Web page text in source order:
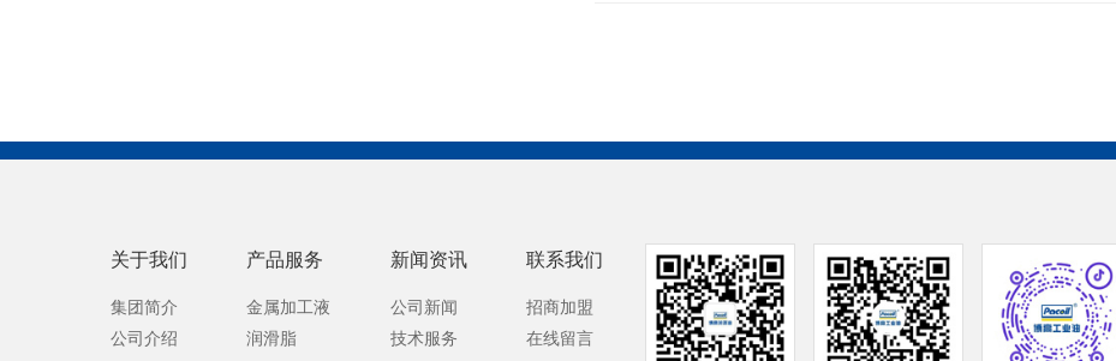
关于我们
集团简介
公司介绍
产品服务
金属加工液
润滑脂
新闻资讯
公司新闻
技术服务
联系我们
招商加盟
在线留言